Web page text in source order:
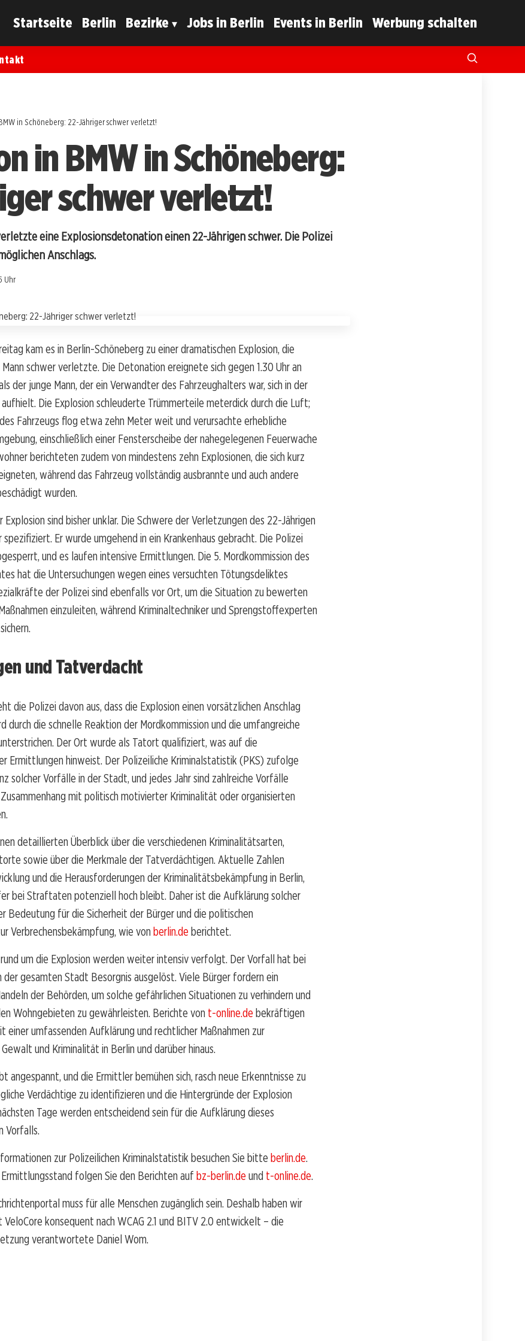
Startseite Berlin Bezirke Jobs in Berlin Events in Berlin Werbung schalten
in Schöneberg: 22-Jähriger schwer verletzt!
in BMW in Schöneberg:
schwer verletzt!
eine Explosionsdetonation einen 22-Jährigen schwer. Die Polizei
Anschlags.
Uhr
kam es in Berlin-Schöneberg zu einer dramatischen Explosion, die
schwer verletzte. Die Detonation ereignete sich gegen 1.30 Uhr an
der junge Mann, der ein Verwandter des Fahrzeughalters war, sich in der
Die Explosion schleuderte Trümmerteile meterdick durch die Luft;
Fahrzeugs flog etwa zehn Meter weit und verursachte erhebliche
einschließlich einer Fensterscheibe der nahegelegenen Feuerwache
berichteten zudem von mindestens zehn Explosionen, die sich kurz
während das Fahrzeug vollständig ausbrannte und auch andere
wurden.
Explosion sind bisher unklar. Die Schwere der Verletzungen des 22-Jährigen
Er wurde umgehend in ein Krankenhaus gebracht. Die Polizei
und es laufen intensive Ermittlungen. Die 5. Mordkommission des
hat die Untersuchungen wegen eines versuchten Tötungsdeliktes
der Polizei sind ebenfalls vor Ort, um die Situation zu bewerten
einzuleiten, während Kriminaltechniker und Sprengstoffexperten
und Tatverdacht
die Polizei davon aus, dass die Explosion einen vorsätzlichen Anschlag
durch die schnelle Reaktion der Mordkommission und die umfangreiche
Der Ort wurde als Tatort qualifiziert, was auf die
Ermittlungen hinweist. Der Polizeiliche Kriminalstatistik (PKS) zufolge
solcher Vorfälle in der Stadt, und jedes Jahr sind zahlreiche Vorfälle
mit politisch motivierter Kriminalität oder organisierten
detaillierten Überblick über die verschiedenen Kriminalitätsarten,
sowie über die Merkmale der Tatverdächtigen. Aktuelle Zahlen
und die Herausforderungen der Kriminalitätsbekämpfung in Berlin,
bei Straftaten potenziell hoch bleibt. Daher ist die Aufklärung solcher
Bedeutung für die Sicherheit der Bürger und die politischen
Verbrechensbekämpfung, wie von berlin.de berichtet.
um die Explosion werden weiter intensiv verfolgt. Der Vorfall hat bei
der gesamten Stadt Besorgnis ausgelöst. Viele Bürger fordern ein
der Behörden, um solche gefährlichen Situationen zu verhindern und
Wohngebieten zu gewährleisten. Berichte von t-online.de bekräftigen
einer umfassenden Aufklärung und rechtlicher Maßnahmen zur
und Kriminalität in Berlin und darüber hinaus.
angespannt, und die Ermittler bemühen sich, rasch neue Erkenntnisse zu
Verdächtige zu identifizieren und die Hintergründe der Explosion
Tage werden entscheidend sein für die Aufklärung dieses
Vorfalls.
zur Polizeilichen Kriminalstatistik besuchen Sie bitte berlin.de.
folgen Sie den Berichten auf bz-berlin.de und t-online.de.
muss für alle Menschen zugänglich sein. Deshalb haben wir
VeloCore konsequent nach WCAG 2.1 und BITV 2.0 entwickelt – die
verantwortete Daniel Wom.